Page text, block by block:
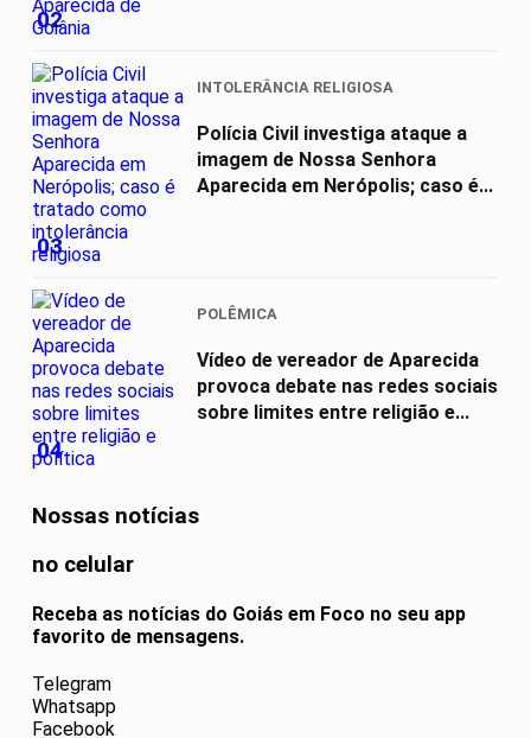
02
03
INTOLERÂNCIA RELIGIOSA
Polícia Civil investiga ataque a
imagem de Nossa Senhora
Aparecida em Nerópolis; caso é...
04
POLÊMICA
Vídeo de vereador de Aparecida
provoca debate nas redes sociais
sobre limites entre religião e...
Nossas notícias
no celular
Receba as notícias do Goiás em Foco no seu app
favorito de mensagens.
Telegram
Whatsapp
Facebook